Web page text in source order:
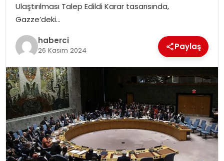
Ulaştırılması Talep Edildi Karar tasarısında,
Gazze’deki…
haberci
26 Kasım 2024 Paylaş